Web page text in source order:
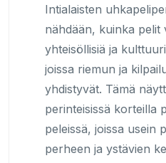
Intialaisten
nähdään, kuinka pelit
yhteisöllisiä ja
joissa riemun ja
yhdistyvät. Tämä
perinteisissä korteilla
peleissä, joissa usein
perheen ja ystävien